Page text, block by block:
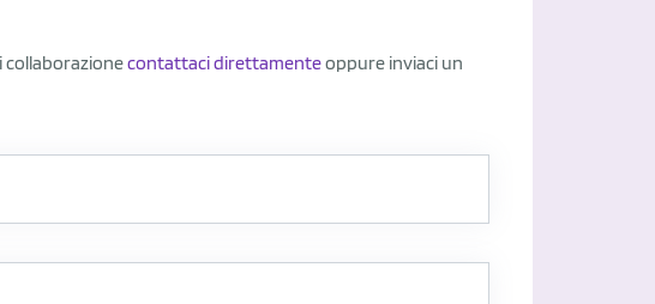
contattaci direttamenteoppure inviaci un